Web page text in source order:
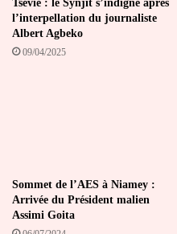
Tsévié : le Synjit s’indigne après
l’interpellation du journaliste
Albert Agbeko
09/04/2025
Sommet de l’AES à Niamey :
Arrivée du Président malien
Assimi Goita